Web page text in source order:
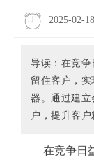
2025-02-18
导读：在竞
留住客户，实
器。通过建立
户，提升客户
在竞争日